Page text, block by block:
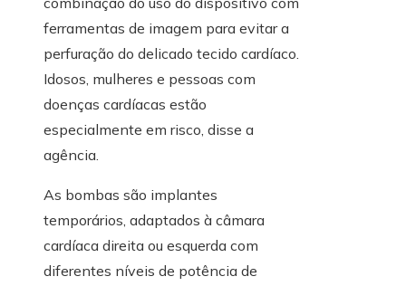
ferramentas de imagem para evitar a
perfuração do delicado tecido cardíaco.
Idosos, mulheres e pessoas com
doenças cardíacas estão
especialmente em risco, disse a
agência.
As bombas são implantes
temporários, adaptados à câmara
cardíaca direita ou esquerda com
diferentes níveis de potência de